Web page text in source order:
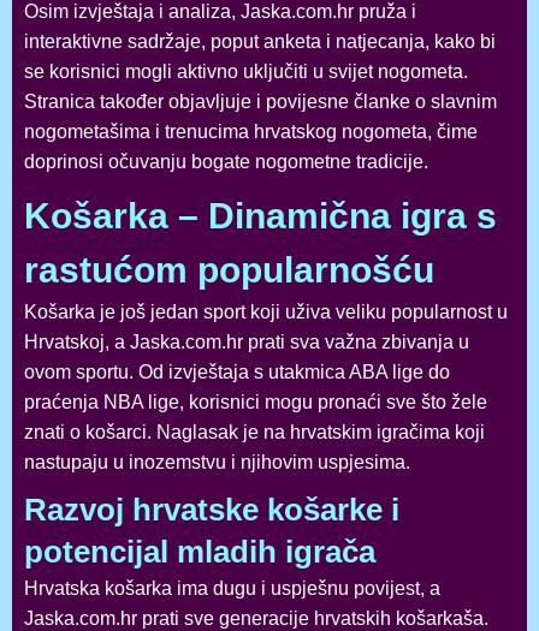
Osim izvještaja i analiza, Jaska.com.hr pruža i
interaktivne sadržaje, poput anketa i natjecanja, kako bi
se korisnici mogli aktivno uključiti u svijet nogometa.
Stranica također objavljuje i povijesne članke o slavnim
nogometašima i trenucima hrvatskog nogometa, čime
doprinosi očuvanju bogate nogometne tradicije.
Košarka – Dinamična igra s
rastućom popularnošću
Košarka je još jedan sport koji uživa veliku popularnost u
Hrvatskoj, a Jaska.com.hr prati sva važna zbivanja u
ovom sportu. Od izvještaja s utakmica ABA lige do
praćenja NBA lige, korisnici mogu pronaći sve što žele
znati o košarci. Naglasak je na hrvatskim igračima koji
nastupaju u inozemstvu i njihovim uspjesima.
Razvoj hrvatske košarke i
potencijal mladih igrača
Hrvatska košarka ima dugu i uspješnu povijest, a
Jaska.com.hr prati sve generacije hrvatskih košarkaša.